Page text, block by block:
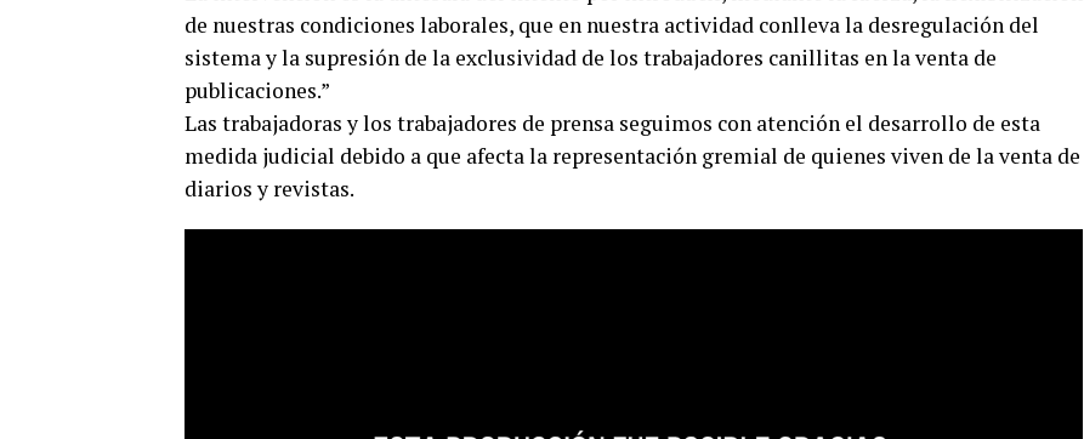
de nuestras condiciones laborales, que en nuestra actividad conlleva la desregulación del
sistema y la supresión de la exclusividad de los trabajadores canillitas en la venta de
publicaciones.”
Las trabajadoras y los trabajadores de prensa seguimos con atención el desarrollo de esta
medida judicial debido a que afecta la representación gremial de quienes viven de la venta de
diarios y revistas.